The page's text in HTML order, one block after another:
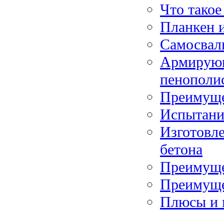
Что
Планкен
бетона
Плюсы и